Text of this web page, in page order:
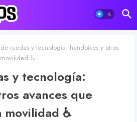
ruedas y tecnología: handbikes y otros
♿️
y tecnología:
avances que
♿️